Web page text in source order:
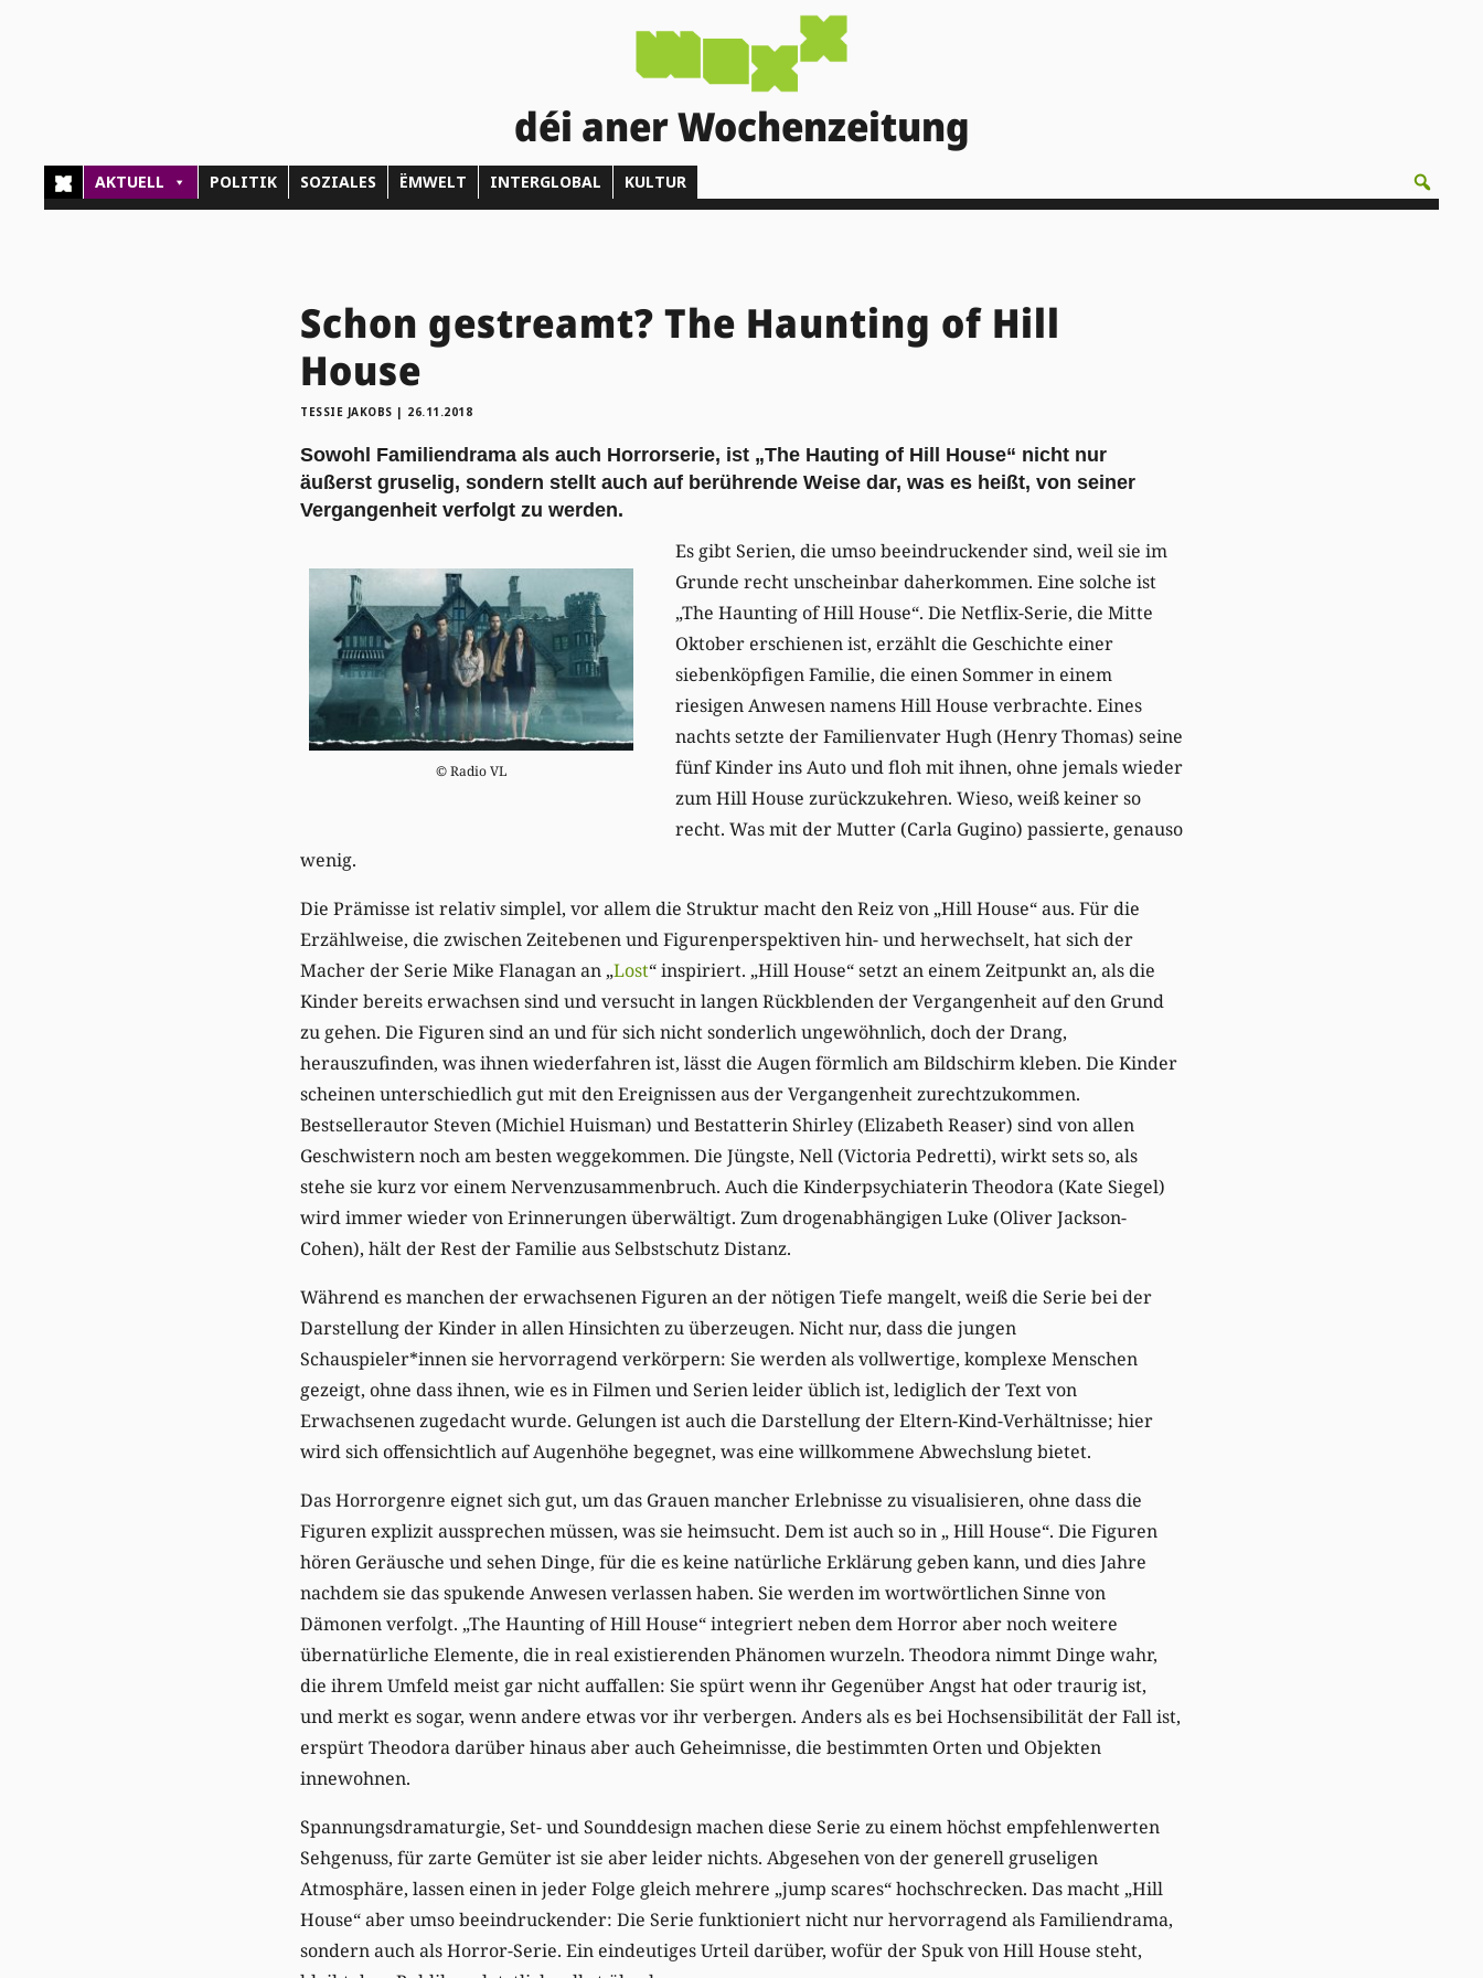
déi aner Wochenzeitung
AKTUELL POLITIK SOZIALES ËMWELT INTERGLOBAL KULTUR
Schon gestreamt? The Haunting of Hill
House
TESSIE JAKOBS | 26.11.2018
Sowohl Familiendrama als auch Horrorserie, ist „The Hauting of Hill House“ nicht nur
äußerst gruselig, sondern stellt auch auf berührende Weise dar, was es heißt, von seiner
Vergangenheit verfolgt zu werden.
© Radio VL
Es gibt Serien, die umso beeindruckender sind, weil sie im
Grunde recht unscheinbar daherkommen. Eine solche ist
„The Haunting of Hill House“. Die Netflix-Serie, die Mitte
Oktober erschienen ist, erzählt die Geschichte einer
siebenköpfigen Familie, die einen Sommer in einem
riesigen Anwesen namens Hill House verbrachte. Eines
nachts setzte der Familienvater Hugh (Henry Thomas) seine
fünf Kinder ins Auto und floh mit ihnen, ohne jemals wieder
zum Hill House zurückzukehren. Wieso, weiß keiner so
recht. Was mit der Mutter (Carla Gugino) passierte, genauso
wenig.
Die Prämisse ist relativ simplel, vor allem die Struktur macht den Reiz von „Hill House“ aus. Für die
Erzählweise, die zwischen Zeitebenen und Figurenperspektiven hin- und herwechselt, hat sich der
Macher der Serie Mike Flanagan an „Lost“ inspiriert. „Hill House“ setzt an einem Zeitpunkt an, als die
Kinder bereits erwachsen sind und versucht in langen Rückblenden der Vergangenheit auf den Grund
zu gehen. Die Figuren sind an und für sich nicht sonderlich ungewöhnlich, doch der Drang,
herauszufinden, was ihnen wiederfahren ist, lässt die Augen förmlich am Bildschirm kleben. Die Kinder
scheinen unterschiedlich gut mit den Ereignissen aus der Vergangenheit zurechtzukommen.
Bestsellerautor Steven (Michiel Huisman) und Bestatterin Shirley (Elizabeth Reaser) sind von allen
Geschwistern noch am besten weggekommen. Die Jüngste, Nell (Victoria Pedretti), wirkt sets so, als
stehe sie kurz vor einem Nervenzusammenbruch. Auch die Kinderpsychiaterin Theodora (Kate Siegel)
wird immer wieder von Erinnerungen überwältigt. Zum drogenabhängigen Luke (Oliver Jackson-
Cohen), hält der Rest der Familie aus Selbstschutz Distanz.
Während es manchen der erwachsenen Figuren an der nötigen Tiefe mangelt, weiß die Serie bei der
Darstellung der Kinder in allen Hinsichten zu überzeugen. Nicht nur, dass die jungen
Schauspieler*innen sie hervorragend verkörpern: Sie werden als vollwertige, komplexe Menschen
gezeigt, ohne dass ihnen, wie es in Filmen und Serien leider üblich ist, lediglich der Text von
Erwachsenen zugedacht wurde. Gelungen ist auch die Darstellung der Eltern-Kind-Verhältnisse; hier
wird sich offensichtlich auf Augenhöhe begegnet, was eine willkommene Abwechslung bietet.
Das Horrorgenre eignet sich gut, um das Grauen mancher Erlebnisse zu visualisieren, ohne dass die
Figuren explizit aussprechen müssen, was sie heimsucht. Dem ist auch so in „ Hill House“. Die Figuren
hören Geräusche und sehen Dinge, für die es keine natürliche Erklärung geben kann, und dies Jahre
nachdem sie das spukende Anwesen verlassen haben. Sie werden im wortwörtlichen Sinne von
Dämonen verfolgt. „The Haunting of Hill House“ integriert neben dem Horror aber noch weitere
übernatürliche Elemente, die in real existierenden Phänomen wurzeln. Theodora nimmt Dinge wahr,
die ihrem Umfeld meist gar nicht auffallen: Sie spürt wenn ihr Gegenüber Angst hat oder traurig ist,
und merkt es sogar, wenn andere etwas vor ihr verbergen. Anders als es bei Hochsensibilität der Fall ist,
erspürt Theodora darüber hinaus aber auch Geheimnisse, die bestimmten Orten und Objekten
innewohnen.
Spannungsdramaturgie, Set- und Sounddesign machen diese Serie zu einem höchst empfehlenwerten
Sehgenuss, für zarte Gemüter ist sie aber leider nichts. Abgesehen von der generell gruseligen
Atmosphäre, lassen einen in jeder Folge gleich mehrere „jump scares“ hochschrecken. Das macht „Hill
House“ aber umso beeindruckender: Die Serie funktioniert nicht nur hervorragend als Familiendrama,
sondern auch als Horror-Serie. Ein eindeutiges Urteil darüber, wofür der Spuk von Hill House steht,